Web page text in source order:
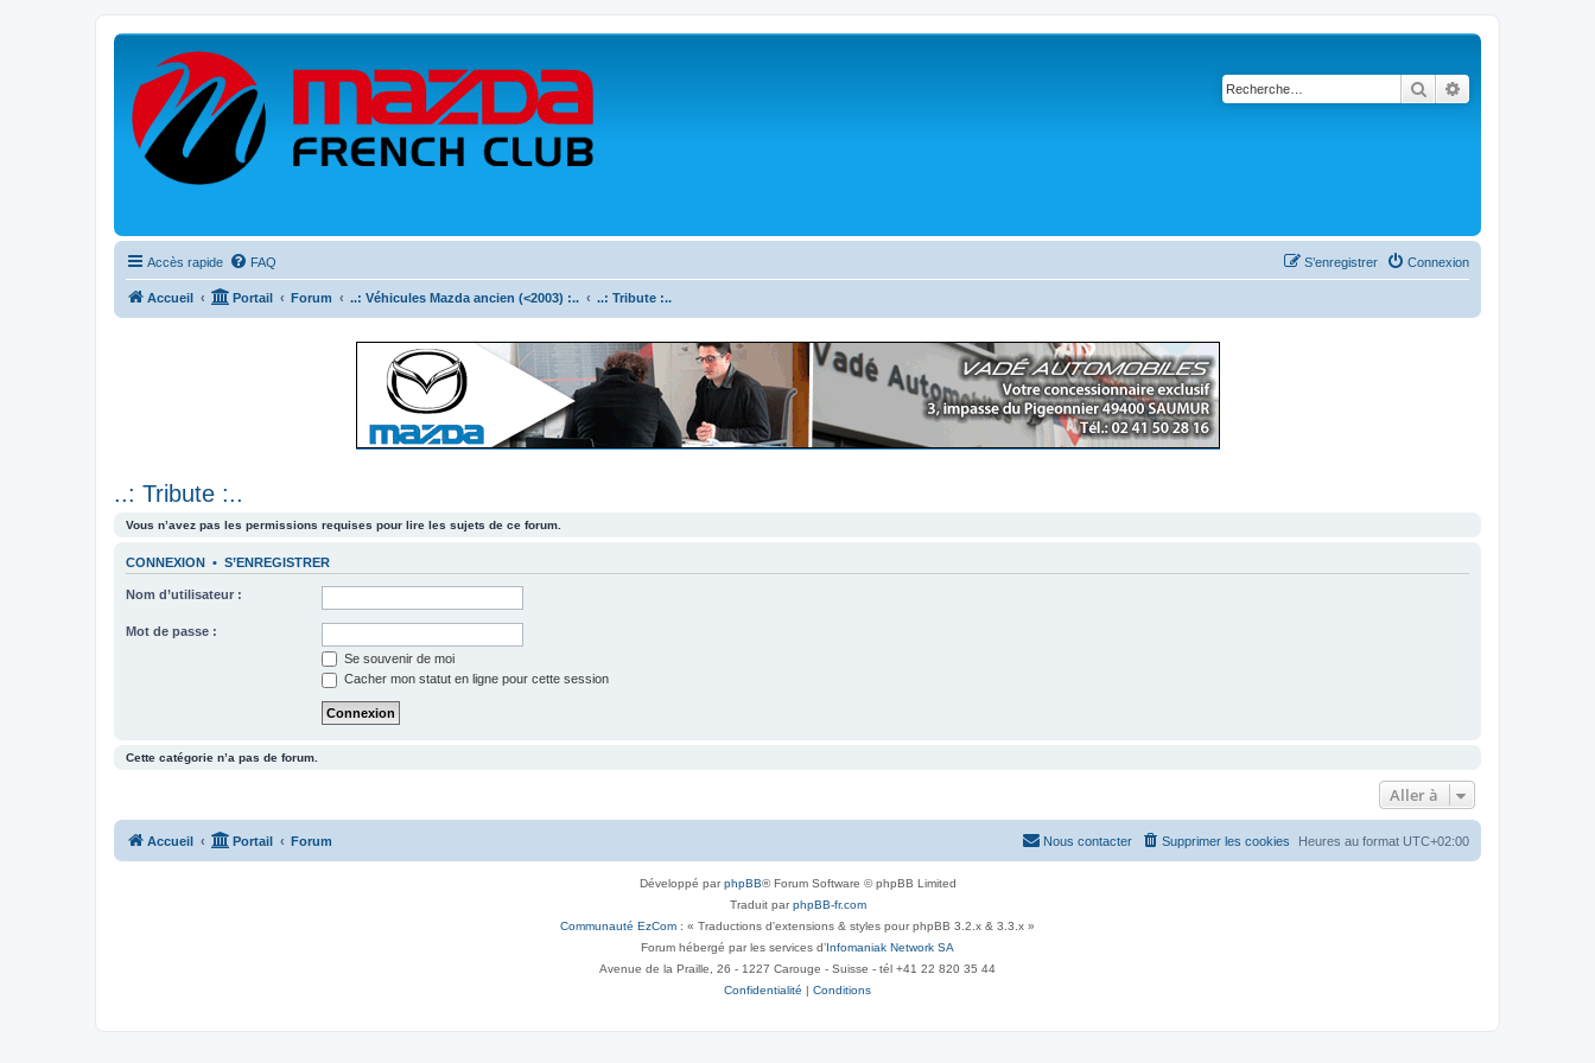
Rechercher
Accès rapide FAQ Connexion
S’enregistrer
Accueil Portail Forum ..: Véhicules Mazda ancien (<2003) :.. ..: Tribute :..
..: Tribute :..
Vous n’avez pas les permissions requises pour lire les sujets de ce forum.
CONNEXION • S’ENREGISTRER
Nom d’utilisateur :
Mot de passe :
Se souvenir de moi
Cacher mon statut en ligne pour cette session
Cette catégorie n’a pas de forum.
Aller à
Accueil Portail Forum Heures au format UTC+02:00
Supprimer les cookies
Nous contacter
Développé parphpBB® Forum Software © phpBB Limited
Traduit parphpBB-fr.com
Communauté EzCom : « Traductions d'extensions & styles pour phpBB 3.2.x & 3.3.x »
Forum hébergé par les services d’Infomaniak Network SA
Avenue de la Praille, 26 - 1227 Carouge - Suisse - tél +41 22 820 35 44
Confidentialité | Conditions